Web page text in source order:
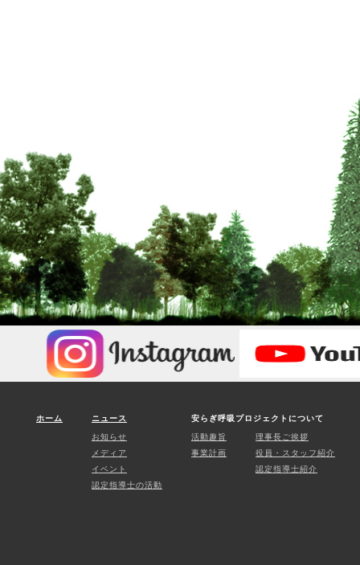
ホーム ニュース
お知らせ
メディア
イベント
認定指導士の活動
安らぎ呼吸プロジェクトについて
活動趣旨
事業計画
理事長ご挨拶
役員・スタッフ紹介
認定指導士紹介